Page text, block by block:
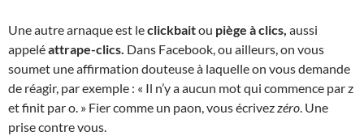
Une autre arnaque est leclickbaitou piège à clics, aussi
appeléattrape-clics. Dans Facebook, ou ailleurs, on vous
soumet une affirmation douteuse à laquelle on vous demande
de réagir, par exemple : « Il n’y a aucun mot qui commence par z
et finit par o. » Fier comme un paon, vous écrivezzéro. Une
prise contre vous.